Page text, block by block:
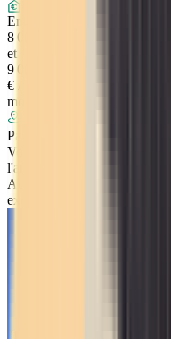
Entre
8 000
et
9 000
€ /
mois
Paris
Voir
l'annonce
Accès
exclusif